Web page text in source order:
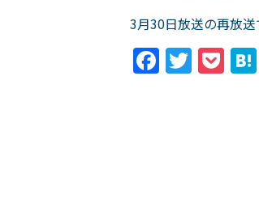
3月30日放送の再放送